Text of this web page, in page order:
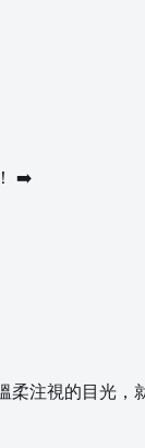
➡️
柔注視的目光，